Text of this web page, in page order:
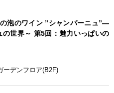
泡のワイン ”シャンパーニュ”—
の世界～ 第5回：魅力いっぱいの
ーデンフロア(B2F)